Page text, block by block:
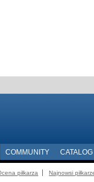
COMMUNITY CATALOG
piłkarza
Najnowsi